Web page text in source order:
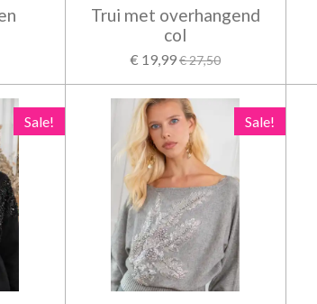
Trui met overhangend
col
€ 19,99€ 27,50
Sale! Sale!